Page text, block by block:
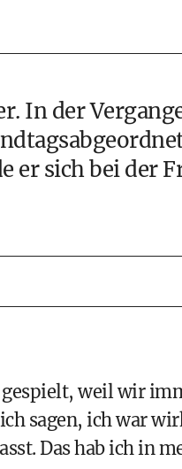
In der
er sich bei der
weil wir
sagen, ich war
Das hab ich in